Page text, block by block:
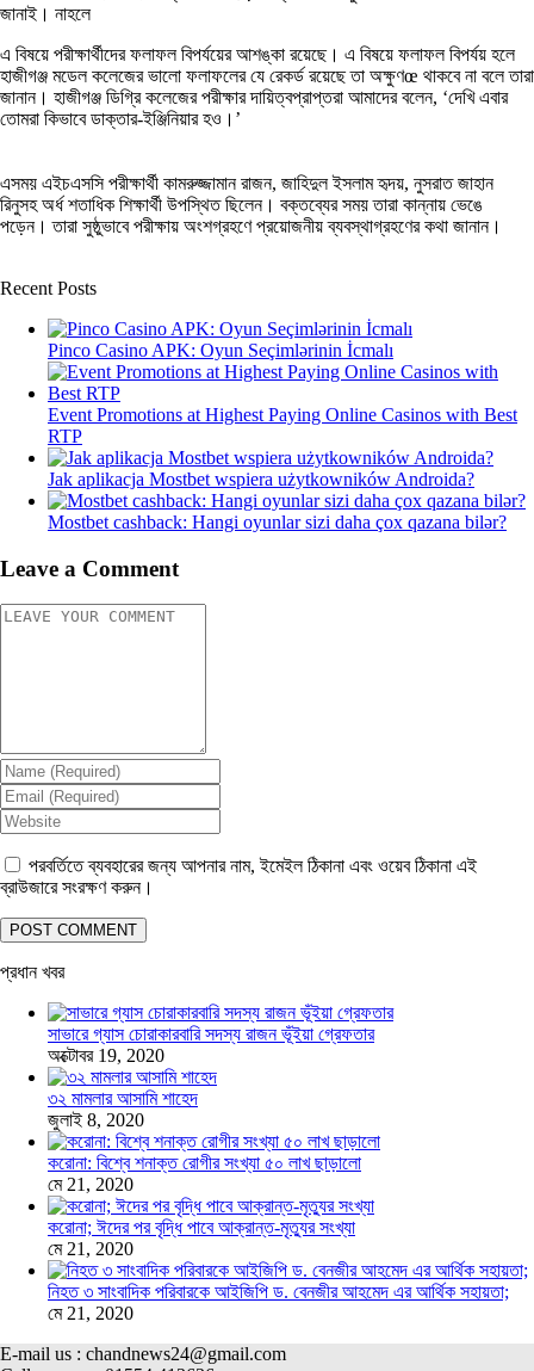
জানাই। নাহলে
এ বিষয়ে পরীক্ষার্থীদের ফলাফল বিপর্যয়ের আশঙ্কা রয়েছে। এ বিষয়ে ফলাফল বিপর্যয় হলে
হাজীগঞ্জ মডেল কলেজের ভালো ফলাফলের যে রেকর্ড রয়েছে তা অক্ষুণœ থাকবে না বলে তারা
জানান। হাজীগঞ্জ ডিগ্রি কলেজের পরীক্ষার দায়িত্বপ্রাপ্তরা আমাদের বলেন, ‘দেখি এবার
তোমরা কিভাবে ডাক্তার-ইঞ্জিনিয়ার হও।’
এসময় এইচএসসি পরীক্ষার্থী কামরুজ্জামান রাজন, জাহিদুল ইসলাম হৃদয়, নুসরাত জাহান
রিনুসহ অর্ধ শতাধিক শিক্ষার্থী উপস্থিত ছিলেন। বক্তব্যের সময় তারা কান্নায় ভেঙে
পড়েন। তারা সুষ্ঠুভাবে পরীক্ষায় অংশগ্রহণে প্রয়োজনীয় ব্যবস্থাগ্রহণের কথা জানান।
Recent Posts
Pinco Casino APK: Oyun Seçimlərinin İcmalı
Event Promotions at Highest Paying Online Casinos with Best
RTP
Jak aplikacja Mostbet wspiera użytkowników Androida?
Mostbet cashback: Hangi oyunlar sizi daha çox qazana bilər?
Leave a Comment
পরবর্তিতে ব্যবহারের জন্য আপনার নাম, ইমেইল ঠিকানা এবং ওয়েব ঠিকানা এই
ব্রাউজারে সংরক্ষণ করুন।
প্রধান খবর
সাভারে গ্যাস চোরাকারবারি সদস্য রাজন ভূঁইয়া গ্রেফতার
অক্টোবর 19, 2020
৩২ মামলার আসামি শাহেদ
জুলাই 8, 2020
করোনা: বিশ্বে শনাক্ত রোগীর সংখ্যা ৫০ লাখ ছাড়ালো
মে 21, 2020
করোনা; ঈদের পর বৃদ্ধি পাবে আক্রান্ত-মৃত্যুর সংখ্যা
মে 21, 2020
নিহত ৩ সাংবাদিক পরিবারকে আইজিপি ড. বেনজীর আহমেদ এর আর্থিক সহায়তা;
মে 21, 2020
E-mail us : chandnews24@gmail.com